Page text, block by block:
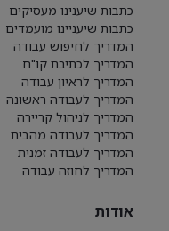
כתבות שיענינו מעסיקים
כתבות שיעניינו מועמדים
המדריך לחיפוש עבודה
המדריך לכתיבת קו"ח
המדריך לראיון עבודה
המדריך לעבודה ראשונה
המדריך לניהול קריירה
המדריך לעבודה מהבית
המדריך לעבודה זמנית
המדריך לחוזה עבודה
אודות